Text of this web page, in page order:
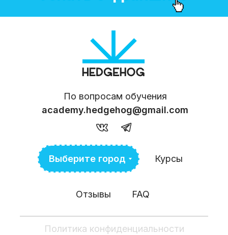
Выберите город Курсы
Отзывы FAQ
По вопросам обучения
academy.hedgehog@gmail.com
Политика конфиденциальности